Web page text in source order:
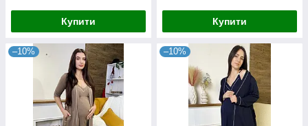
Купити Купити
–10% –10%